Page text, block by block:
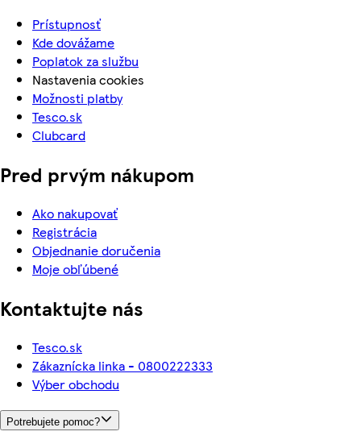
Prístupnosť
Kde dovážame
Poplatok za službu
Nastavenia cookies
Možnosti platby
Tesco.sk
Clubcard
Pred prvým nákupom
Ako nakupovať
Registrácia
Objednanie doručenia
Moje obľúbené
Kontaktujte nás
Tesco.sk
Zákaznícka linka - 0800222333
Výber obchodu
Potrebujete pomoc?